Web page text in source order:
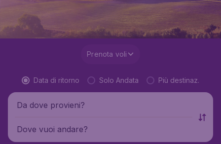
Prenota voli
Data di ritorno Solo Andata Più destinaz.
Da dove provieni?
Dove vuoi andare?